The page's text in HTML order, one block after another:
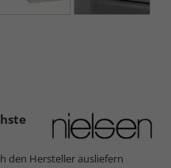
den Hersteller ausliefern